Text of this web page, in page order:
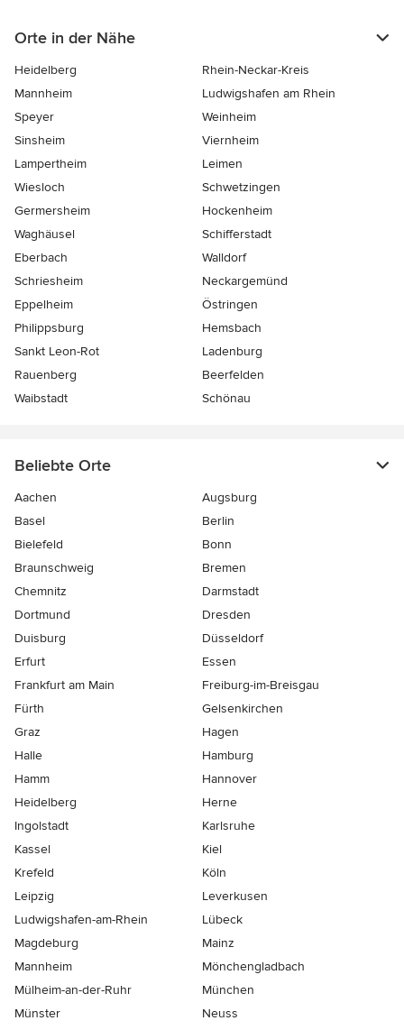
Orte in der Nähe
Heidelberg
Rhein-Neckar-Kreis
Mannheim
Ludwigshafen am Rhein
Speyer
Weinheim
Sinsheim
Viernheim
Lampertheim
Leimen
Wiesloch
Schwetzingen
Germersheim
Hockenheim
Waghäusel
Schifferstadt
Eberbach
Walldorf
Schriesheim
Neckargemünd
Eppelheim
Östringen
Philippsburg
Hemsbach
Sankt Leon-Rot
Ladenburg
Rauenberg
Beerfelden
Waibstadt
Schönau
Beliebte Orte
Aachen
Augsburg
Basel
Berlin
Bielefeld
Bonn
Braunschweig
Bremen
Chemnitz
Darmstadt
Dortmund
Dresden
Duisburg
Düsseldorf
Erfurt
Essen
Frankfurt am Main
Freiburg-im-Breisgau
Fürth
Gelsenkirchen
Graz
Hagen
Halle
Hamburg
Hamm
Hannover
Heidelberg
Herne
Ingolstadt
Karlsruhe
Kassel
Kiel
Krefeld
Köln
Leipzig
Leverkusen
Ludwigshafen-am-Rhein
Lübeck
Magdeburg
Mainz
Mannheim
Mönchen­gladbach
Mülheim-an-der-Ruhr
München
Münster
Neuss